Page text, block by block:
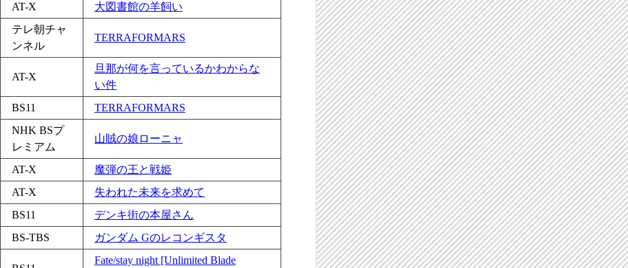
AT-X 大図書館の羊飼い
テレ朝チャ
ンネル
TERRAFORMARS
AT-X
旦那が何を言っているかわからな
い件
BS11 TERRAFORMARS
NHK BSプ
レミアム
山賊の娘ローニャ
AT-X
魔弾の王と戦姫
AT-X
失われた未来を求めて
BS11
デンキ街の本屋さん
BS-TBS ガンダム Gのレコンギスタ
Fate/stay night [Unlimited Blade